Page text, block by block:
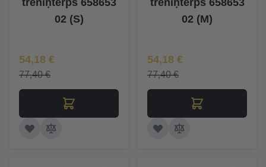
treniņtērps 658653
02 (S)
Īpaša Cena
54,18 €
77,40 €
treniņtērps 658653
02 (M)
Īpaša Cena
54,18 €
77,40 €